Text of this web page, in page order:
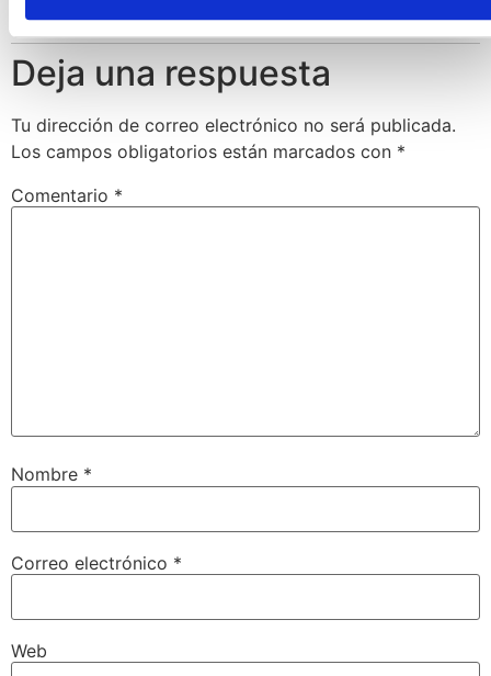
Deja una respuesta
Tu dirección de correo electrónico no será publicada.
Los campos obligatorios están marcados con *
Comentario *
Nombre *
Correo electrónico *
Web